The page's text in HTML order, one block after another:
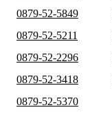
0879-52-5849
0879-52-5211
0879-52-2296
0879-52-3418
0879-52-5370